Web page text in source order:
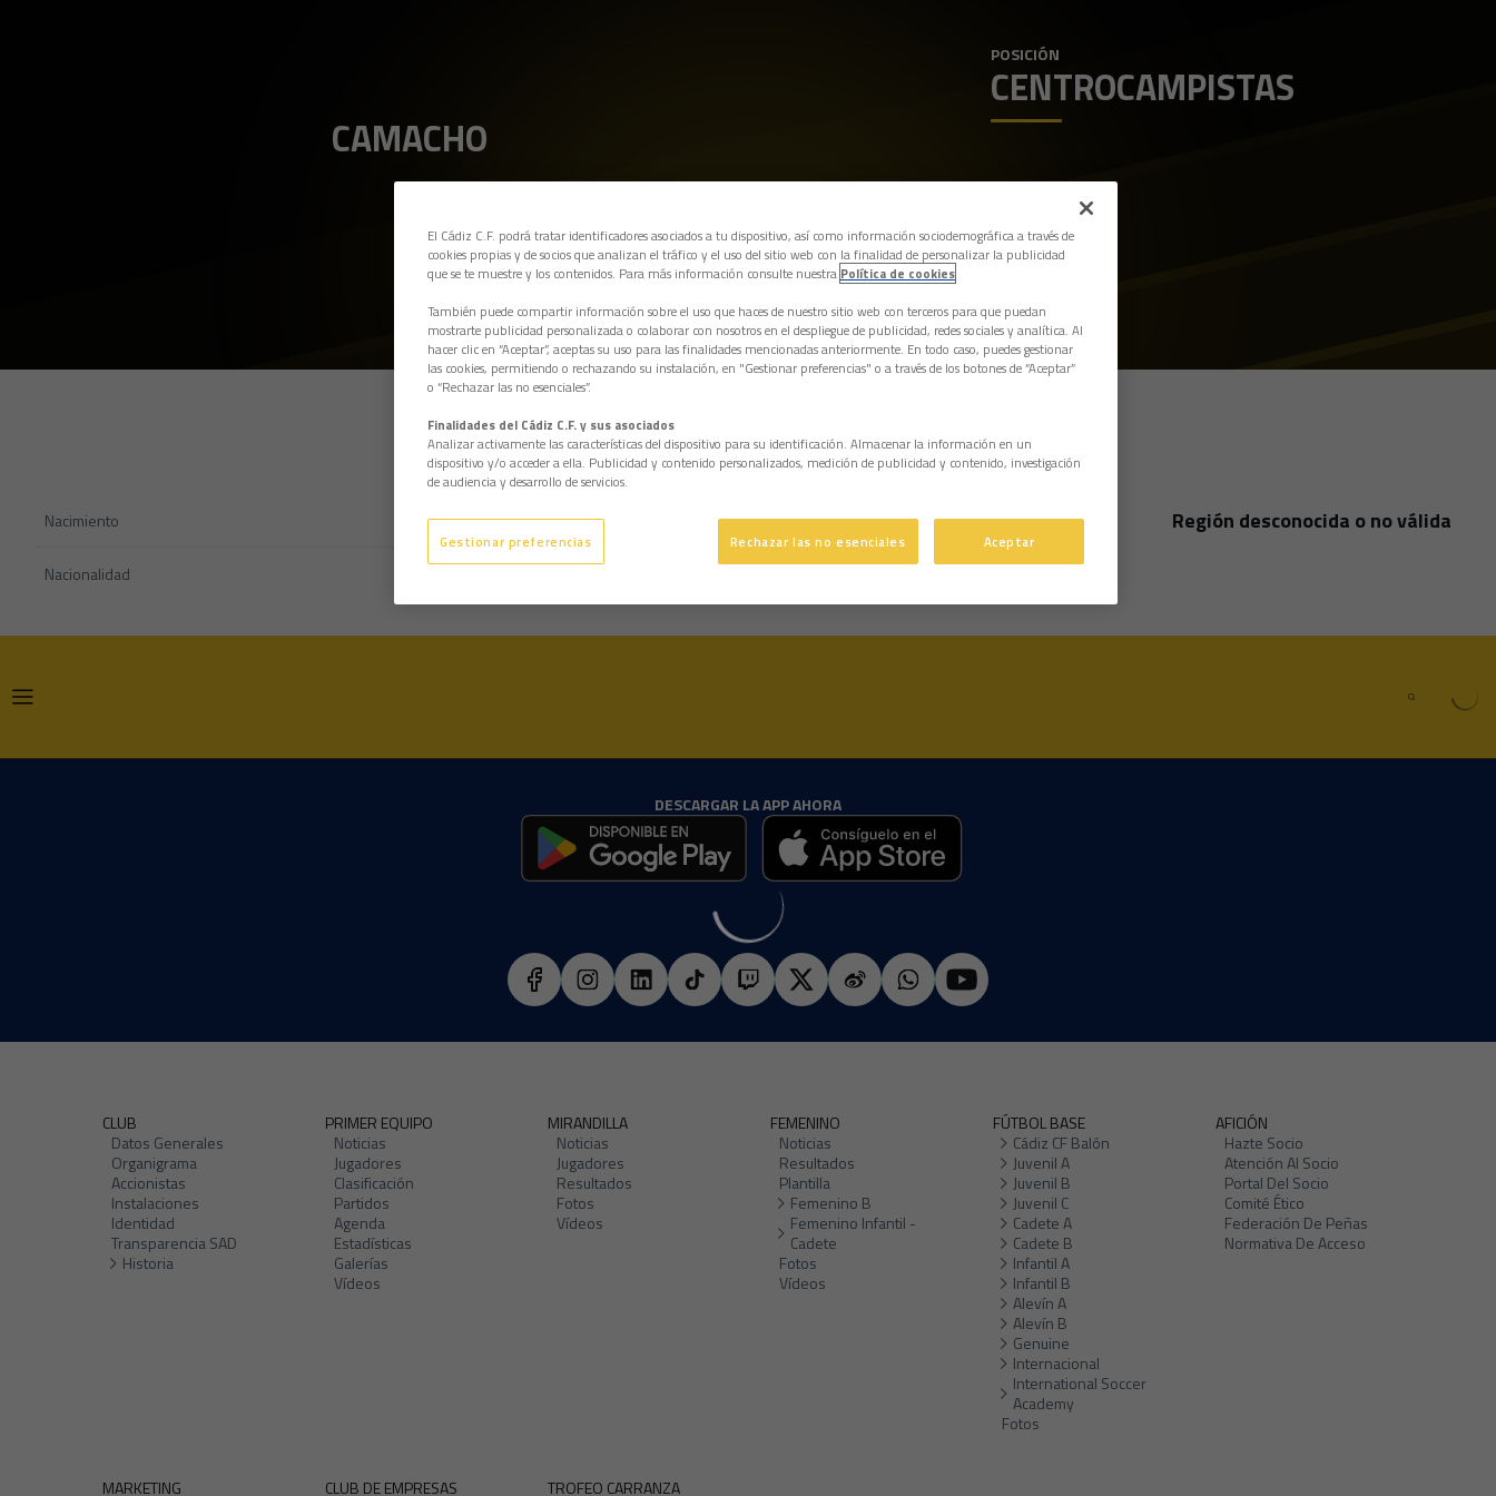
CAMACHO
POSICIÓN
CENTROCAMPISTAS
Nacimiento Edad 30 años País Región desconocida o no válida
Nacionalidad Zurdo
DESCARGAR LA APP AHORA
CLUB
Datos Generales
Organigrama
Accionistas
Instalaciones
Identidad
Transparencia SAD
Historia
PRIMER EQUIPO
Noticias
Jugadores
Clasificación
Partidos
Agenda
Estadísticas
Galerías
Vídeos
MIRANDILLA
Noticias
Jugadores
Resultados
Fotos
Vídeos
FEMENINO
Noticias
Resultados
Plantilla
Femenino B
Femenino Infantil -
Cadete
Fotos
Vídeos
FÚTBOL BASE
Cádiz CF Balón
Juvenil A
Juvenil B
Juvenil C
Cadete A
Cadete B
Infantil A
Infantil B
Alevín A
Alevín B
Genuine
Internacional
International Soccer
Academy
Fotos
AFICIÓN
Hazte Socio
Atención Al Socio
Portal Del Socio
Comité Ético
Federación De Peñas
Normativa De Acceso
MARKETING CLUB DE EMPRESAS TROFEO CARRANZA
El Cádiz C.F. podrá tratar identificadores asociados a tu dispositivo, así como información sociodemográfica a través de
cookies propias y de socios que analizan el tráfico y el uso del sitio web con la finalidad de personalizar la publicidad
que se te muestre y los contenidos. Para más información consulte nuestra Política de cookies
También puede compartir información sobre el uso que haces de nuestro sitio web con terceros para que puedan
mostrarte publicidad personalizada o colaborar con nosotros en el despliegue de publicidad, redes sociales y analítica. Al
hacer clic en “Aceptar”, aceptas su uso para las finalidades mencionadas anteriormente. En todo caso, puedes gestionar
las cookies, permitiendo o rechazando su instalación, en "Gestionar preferencias" o a través de los botones de “Aceptar”
o “Rechazar las no esenciales”.
Finalidades del Cádiz C.F. y sus asociados
Analizar activamente las características del dispositivo para su identificación. Almacenar la información en un
dispositivo y/o acceder a ella. Publicidad y contenido personalizados, medición de publicidad y contenido, investigación
de audiencia y desarrollo de servicios.
Gestionar preferencias Rechazar las no esenciales Aceptar